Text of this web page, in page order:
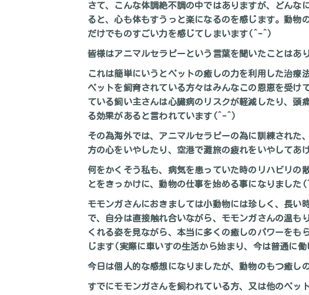
さて、こんな体調絶不調の中ではありますが、どんな
ると、心も体もすうっと楽になるのを感じます。動物
だけでものすごい力を感じてしまいます(^-^)
皆様はアニマルセラピーという言葉を聞いたことはあ
これは簡単にいうとペットの癒しの力を利用した治療
ペットを飼育されている方々はみんなこの恩恵を受け
ている飼い主さんは心臓病のリスクが軽減したり、頭
る効果があると言われています(^-^)
その為海外では、アニマルセラピーの為に訓練された
方の心をいやしたり、空港で灘旅の疲れをいやして
何をかくそう私も、病気を患っていた時のリハビリの
とをきっかけに、動物の仕事を始める事になりました
モモンガさんにおきましては小動物には珍しく、長
で、自分は直接触れ合いながら、モモンガさんの温も
くれる姿を見ながら、本当に多くの癒しのパワーをも
じます(実際に車いすの生活から始まり、今は普通に
今日は個人的な感想になりましたが、動物のもつ癒
すでにモモンガさんを飼われている方、又は他のペッ